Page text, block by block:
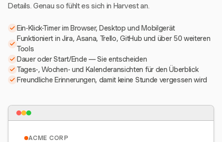
Details. Genau so fühlt es sich in Harvest an.
Ein-Klick-Timer im Browser, Desktop und Mobilgerät
Funktioniert in Jira, Asana, Trello, GitHub und über 50 weiteren
Tools
Dauer oder Start/Ende — Sie entscheiden
Tages-, Wochen- und Kalenderansichten für den Überblick
Freundliche Erinnerungen, damit keine Stunde vergessen wird
ACME CORP